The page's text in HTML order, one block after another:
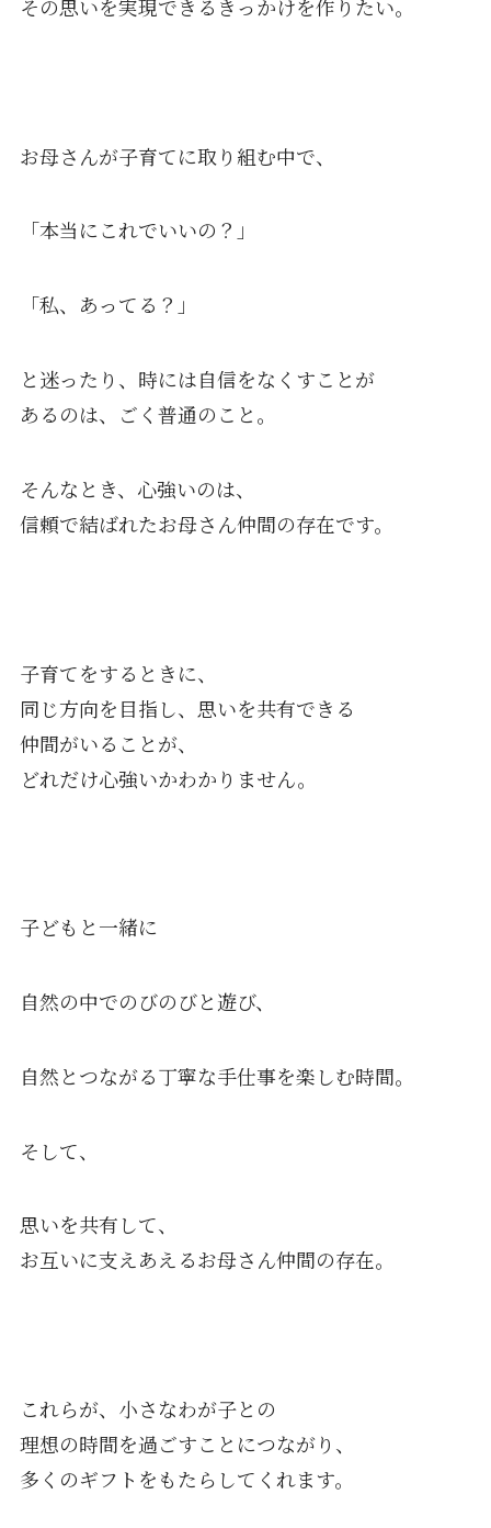
その思いを実現できるきっかけを作りたい。
お母さんが子育てに取り組む中で、
「本当にこれでいいの？」
「私、あってる？」
と迷ったり、時には自信をなくすことが
あるのは、ごく普通のこと。
そんなとき、心強いのは、
信頼で結ばれたお母さん仲間の存在です。
子育てをするときに、
同じ方向を目指し、思いを共有できる
仲間がいることが、
どれだけ心強いかわかりません。
子どもと一緒に
自然の中でのびのびと遊び、
自然とつながる丁寧な手仕事を楽しむ時間。
そして、
思いを共有して、
お互いに支えあえるお母さん仲間の存在。
これらが、小さなわが子との
理想の時間を過ごすことにつながり、
多くのギフトをもたらしてくれます。